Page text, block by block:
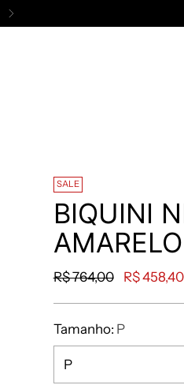
SALE
BIQUINI
AMARELO
R$ 764,00 R$ 458,40
Tamanho: P